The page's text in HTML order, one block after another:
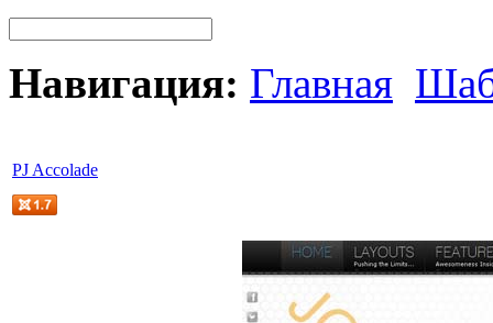
Навигация: Главная
PJ Accolade